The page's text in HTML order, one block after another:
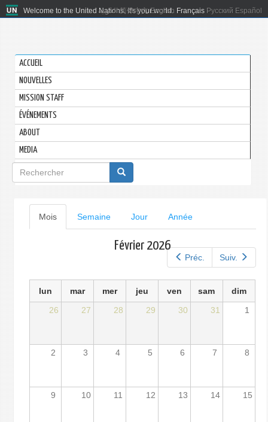
Welcome to the United Nations. It's your world.
العربية 简体中文 English Français Русский Español
ACCUEIL
NOUVELLES
MISSION STAFF
ÉVÉNEMENTS
ABOUT
MEDIA
Formulaire
de
recherche
Onglets
principaux
Mois(onglet
actif)
Semaine Jour Année
Préc. Suiv.
Février 2026
lun mar mer jeu ven sam
dim
26
27 28 29 30 31 1
2 3 4 5 6 7 8
9 10 11 12 13 14 15